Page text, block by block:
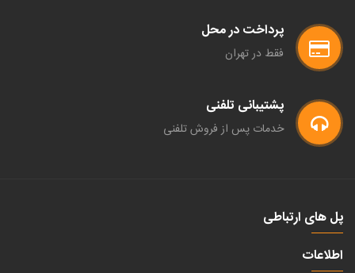
پرداخت در محل
فقط در تهران
پشتیبانی تلفنی
خدمات پس از فروش تلفنی
پل های ارتباطی
اطلاعات